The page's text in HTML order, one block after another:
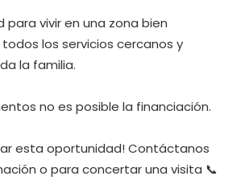
para vivir en una zona bien
los servicios cercanos y
la familia.
no es posible la financiación.
esta oportunidad! Contáctanos
o para concertar una visita 📞